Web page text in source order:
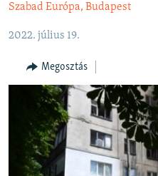
ELEMZŐ
NER15
SZABADON
TÁRSADALOM
DEMOKRÁCIA
A PÉNZ NYOMÁBAN
EURÓPAI UNIÓ
Szabad Európa, Budapest
2022. július 19.
Megosztás
Spotify